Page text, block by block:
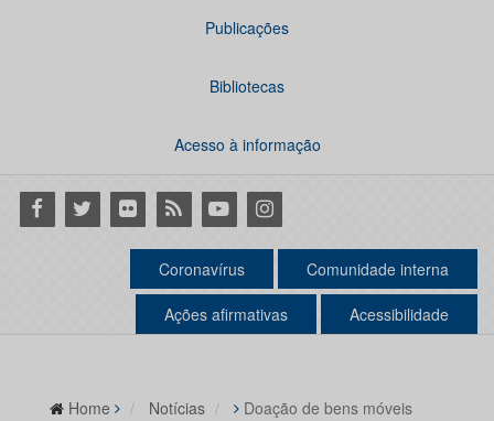
Publicações
Bibliotecas
Acesso à informação
Facebook
Twitter Flickr RSS YoutubeInstagram
Coronavírus Comunidade interna
Ações afirmativas Acessibilidade
Home Notícias Doação de bens móveis